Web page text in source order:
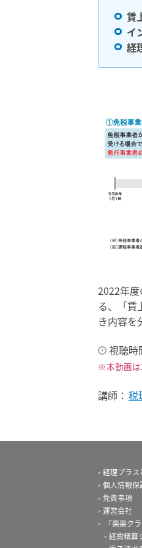
賃
イ
経
2022年
る、「賃
き内容を
視聴時
※本動画は
講師： 税
経理プラス
個人情報保
免責事項
運営会社
「楽楽ク
経費精算